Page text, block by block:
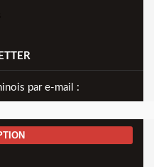
par e-mail :